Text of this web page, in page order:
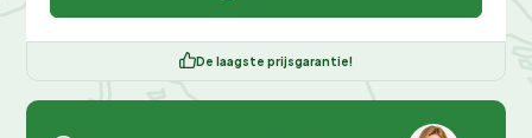
De laagste prijsgarantie!